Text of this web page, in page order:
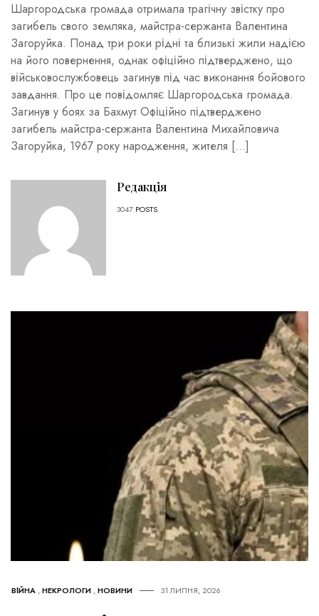
Шаргородська громада отримала трагічну звістку про
загибель свого земляка, майстра-сержанта Валентина
Загоруйка. Понад три роки рідні та близькі жили надією
на його повернення, однак офіційно підтверджено, що
військовослужбовець загинув під час виконання бойового
завдання. Про це повідомляє Шаргородська громада.
Загинув у боях за Бахмут Офіційно підтверджено
загибель майстра-сержанта Валентина Михайловича
Загоруйка, 1967 року народження, жителя […]
Редакція
3047 POSTS
ВІЙНА ,НЕКРОЛОГИ ,НОВИНИ 31 ЛИПНЯ, 2026